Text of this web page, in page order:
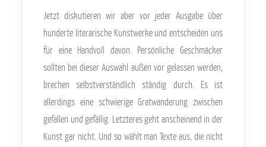
Jetzt diskutieren wir aber vor jeder Ausgabe über
hunderte literarische Kunstwerke und entscheiden uns
für eine Handvoll davon. Persönliche Geschmäcker
sollten bei dieser Auswahl außen vor gelassen werden,
brechen selbstverständlich ständig durch. Es ist
allerdings eine schwierige Gratwanderung zwischen
gefallen und gefällig. Letzteres geht anscheinend in der
Kunst gar nicht. Und so wählt man Texte aus, die nicht